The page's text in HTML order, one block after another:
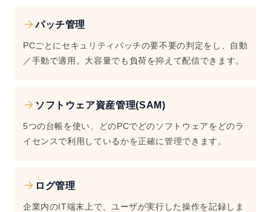
パッチ管理
PCごとにセキュリティパッチの要不要の判定をし、自動
／手動で適用。大容量でも負荷を抑えて配信できます。
ソフトウェア資産管理(SAM)
5つの台帳を使い、どのPCでどのソフトウェアをどのラ
イセンスで利用しているかを正確に管理できます。
ログ管理
企業内のIT端末上で、ユーザが実行した操作を記録しま